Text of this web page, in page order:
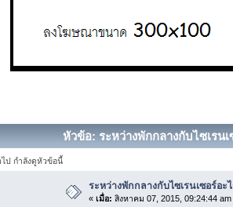
หัวข้อ: ระหว่างพักกลางกับไซเรน
ป กำลังดูหัวข้อนี้
ระหว่างพักกลางกับไซเรนเซอร์อ
«เมื่อ: สิงหาคม 07, 2015, 09:24:44 am